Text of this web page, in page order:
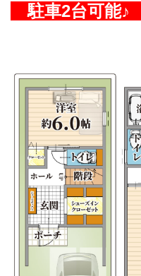
駐車2台可能♪